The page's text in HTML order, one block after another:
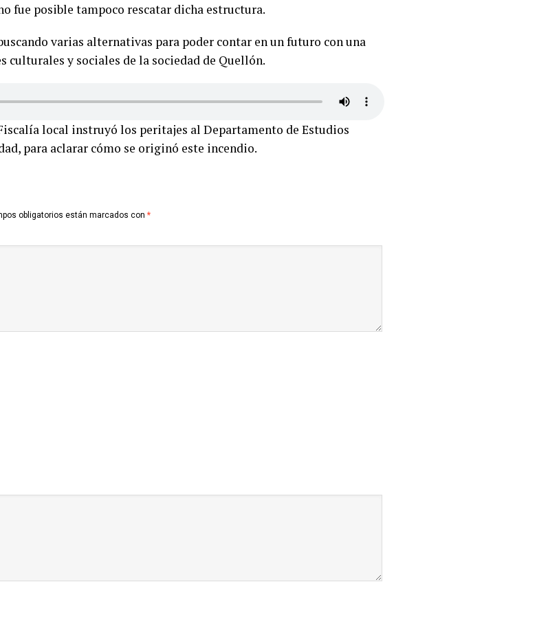
fue posible tampoco rescatar dicha estructura.
varias alternativas para poder contar en un futuro con una
culturales y sociales de la sociedad de Quellón.
local instruyó los peritajes al Departamento de Estudios
para aclarar cómo se originó este incendio.
obligatorios están marcados con *